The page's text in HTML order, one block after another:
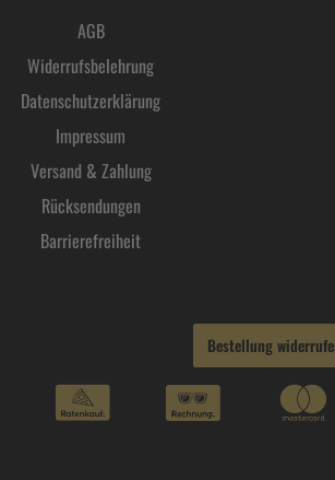
AGB
Widerrufsbelehrung
Datenschutzerklärung
Impressum
Versand & Zahlung
Rücksendungen
Barrierefreiheit
Bestellung